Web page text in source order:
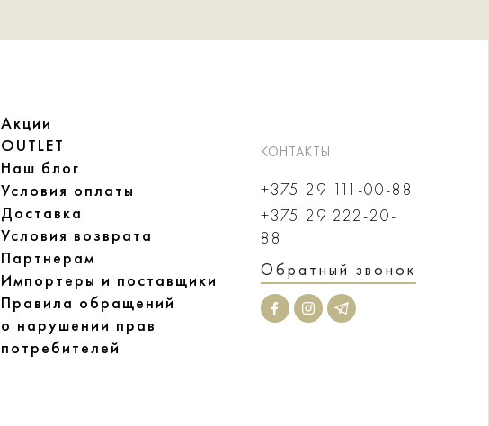
Акции
OUTLET
Наш блог
Условия оплаты
Доставка
Условия возврата
Партнерам
Импортеры и поставщики
Правила обращений
о нарушении прав
потребителей
КОНТАКТЫ
+375 29 111-00-88
+375 29 222-20-
88
Обратный звонок